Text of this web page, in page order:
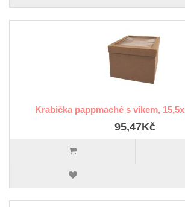
Krabička pappmaché s víkem,
95,47Kč